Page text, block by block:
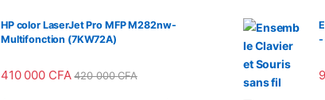
HP color LaserJet Pro MFP M282nw-
Multifonction (7KW72A)
410 000 CFA 420 000CFA
-